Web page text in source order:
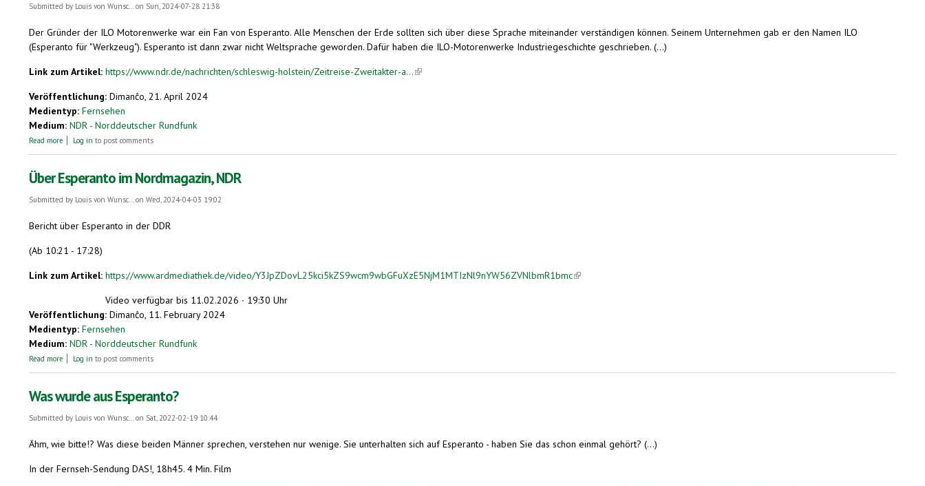
Submitted by Louis von Wunsc...on Sun, 2024-07-28 21:38
Der Gründer der ILO Motorenwerke war ein Fan von Esperanto. Alle Menschen der Erde sollten sich über diese Sprache miteinander verständigen können. Seinem Unternehmen gab er den Namen ILO
(Esperanto für "Werkzeug"). Esperanto ist dann zwar nicht Weltsprache geworden. Dafür haben die ILO-Motorenwerke Industriegeschichte geschrieben. (...)
Link zum Artikel: https://www.ndr.de/nachrichten/schleswig-holstein/Zeitreise-Zweitakter-a...(link is external)
Veröffentlichung: Dimanĉo, 21. April 2024
Medientyp: Fernsehen
Medium: NDR - Norddeutscher Rundfunk
Read more about Zeitreise: Zweitakter aus Pinneberg machen weltweit Furore
Log in to post comments
Über Esperanto im Nordmagazin, NDR
Submitted by Louis von Wunsc...on Wed, 2024-04-03 19:02
Bericht über Esperanto in der DDR
(Ab 10:21 - 17:28)
Link zum Artikel: https://www.ardmediathek.de/video/Y3JpZDovL25kci5kZS9wcm9wbGFuXzE5NjM1MTIzNl9nYW56ZVNlbmR1bmc(link is external)
Video verfügbar bis 11.02.2026 ∙ 19:30 Uhr
Veröffentlichung: Dimanĉo, 11. February 2024
Medientyp: Fernsehen
Medium: NDR - Norddeutscher Rundfunk
Read more about Über Esperanto im Nordmagazin, NDR
Log in to post comments
Was wurde aus Esperanto?
Submitted by Louis von Wunsc...on Sat, 2022-02-19 10:44
Ähm, wie bitte!? Was diese beiden Männer sprechen, verstehen nur wenige. Sie unterhalten sich auf Esperanto - haben Sie das schon einmal gehört? (...)
In der Fernseh-Sendung DAS!, 18h45. 4 Min. Film